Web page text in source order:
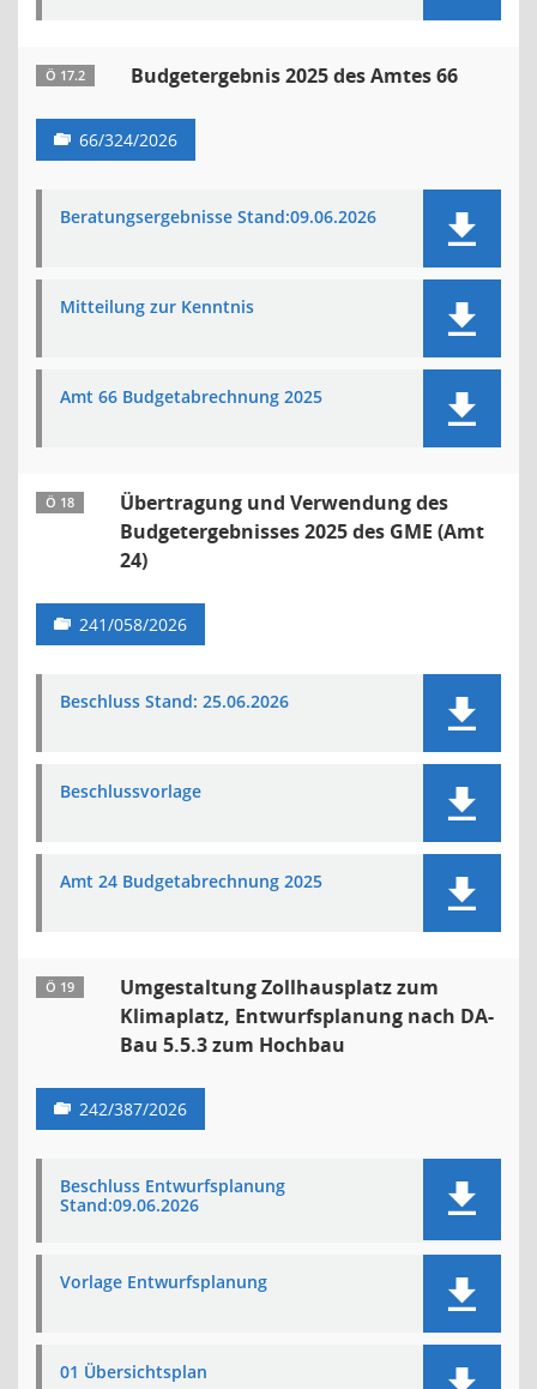
Ö 17.2 Budgetergebnis 2025 des Amtes 66
66/324/2026
Beratungsergebnisse Stand:09.06.2026
Mitteilung zur Kenntnis
Amt 66 Budgetabrechnung 2025
Ö 18
Übertragung und Verwendung des
Budgetergebnisses 2025 des GME (Amt
24)
241/058/2026
Beschluss Stand: 25.06.2026
Beschlussvorlage
Amt 24 Budgetabrechnung 2025
Ö 19
Umgestaltung Zollhausplatz zum
Klimaplatz, Entwurfsplanung nach DA-
Bau 5.5.3 zum Hochbau
242/387/2026
Beschluss Entwurfsplanung
Stand:09.06.2026
Vorlage Entwurfsplanung
01 Übersichtsplan